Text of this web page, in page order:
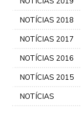
NOTÍCIAS 2018
NOTÍCIAS 2017
NOTÍCIAS 2016
NOTÍCIAS 2015
NOTÍCIAS